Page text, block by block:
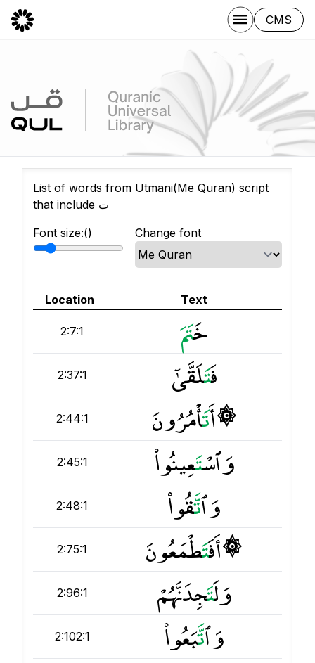
CMS
List of words from Utmani(Me Quran) script
that include ت
Font size:() Change font
Location Text
2:7:1 خَت
2:37:1 فَتَلَقَّىٰٓ
2:44:1 ۞ أَتَأْمُرُونَ
2:45:1 وَٱسْتَعِينُوا۟
2:48:1 وَٱتَّقُوا۟
2:75:1 ۞ أَفَتَطْمَعُونَ
2:96:1 وَلَتَجِدَنَّهُمْ
2:102:1 وَٱتَّبَعُوا۟